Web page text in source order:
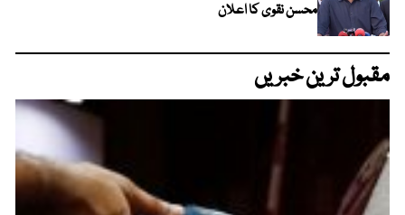
محسن نقوی کا اعلان
مقبول ترین خبریں